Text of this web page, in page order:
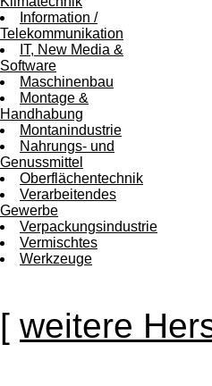
Information /
Telekommunikation
IT, New Media &
Software
Maschinenbau
Montage &
Handhabung
Montanindustrie
Nahrungs- und
Genussmittel
Oberflächentechnik
Verarbeitendes
Gewerbe
Verpackungsindustrie
Vermischtes
Werkzeuge
[ weitere